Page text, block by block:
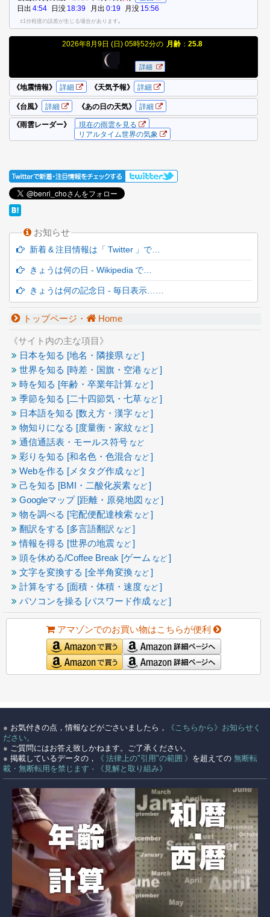
お知らせ
新着 & 注目情報は「 Twitter 」で…
きょうは何の日 - Wikipedia で…
きょうは何の記念日 - 毎日表示……
トップページ・ Home
《サイト内の主な項目》
日本を知る [地名・隣接県 など ]
世界を知る [時差・国旗・空港 など ]
時を知る [年齢・卒業年計算 など ]
季節を知る [二十四節気・七草 など ]
日本語を知る [数え方・漢字 など ]
物知りになる [度量衡・家紋 など ]
通信通話表・モールス符号 など
彩りを知る [和名色・色混合 など ]
Webを作る [メタタグ作成 など ]
己を知る [BMI・二酸化炭素 など ]
Googleマップ [距離・原発地図 など ]
物を調べる [宅配便配達検索 など ]
翻訳をする [多言語翻訳 など ]
情報を得る [世界の地震 など ]
頭を休める/Coffee Break [ゲーム など ]
文字を変換する [全半角変換 など ]
計算をする [面積・体積・速度 など ]
パソコンを操る [パスワード作成 など ]
アマゾンでのお買い物はこちらが便利
● お気付きの点，情報などがごさいましたら，
《こちらから》お知らせく
ださい。
● ご質問にはお答え致しかねます。ご了承ください。
● 掲載しているデータの， 《 法律上の"引用"の範囲 》 を超えての 無断転
載・無断転用を禁じます - 《見解と取り組み》